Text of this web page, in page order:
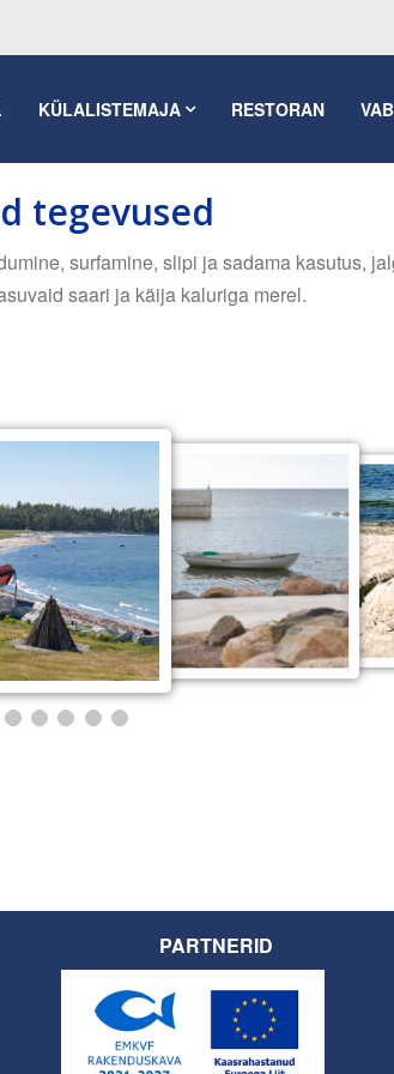
KÜLALISTEMAJA RESTORAN
tegevused
surfamine, slipi ja sadama kasutus,
saari ja käija kaluriga merel.
PARTNERID